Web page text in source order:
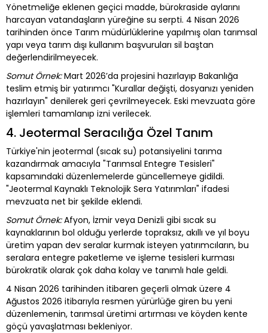
Yönetmeliğe eklenen geçici madde, bürokraside aylarını
harcayan vatandaşların yüreğine su serpti. 4 Nisan 2026
tarihinden önce Tarım müdürlüklerine yapılmış olan tarımsal
yapı veya tarım dışı kullanım başvuruları sil baştan
değerlendirilmeyecek.
Somut Örnek:Mart 2026’da projesini hazırlayıp Bakanlığa
teslim etmiş bir yatırımcı "Kurallar değişti, dosyanızı yeniden
hazırlayın" denilerek geri çevrilmeyecek. Eski mevzuata göre
işlemleri tamamlanıp izni verilecek.
4. Jeotermal Seracılığa Özel Tanım
Türkiye'nin jeotermal (sıcak su) potansiyelini tarıma
kazandırmak amacıyla "Tarımsal Entegre Tesisleri"
kapsamındaki düzenlemelerde güncellemeye gidildi.
"Jeotermal Kaynaklı Teknolojik Sera Yatırımları" ifadesi
mevzuata net bir şekilde eklendi.
Somut Örnek:Afyon, İzmir veya Denizli gibi sıcak su
kaynaklarının bol olduğu yerlerde topraksız, akıllı ve yıl boyu
üretim yapan dev seralar kurmak isteyen yatırımcıların, bu
seralara entegre paketleme ve işleme tesisleri kurması
bürokratik olarak çok daha kolay ve tanımlı hale geldi.
4 Nisan 2026 tarihinden itibaren geçerli olmak üzere 4
Ağustos 2026 itibarıyla resmen yürürlüğe giren bu yeni
düzenlemenin, tarımsal üretimi artırması ve köyden kente
göçü yavaşlatması bekleniyor.